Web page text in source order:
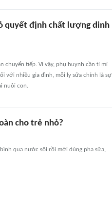
quyết định chất lượng dinh
chuyển tiếp. Vì vậy, phụ huynh cần tỉ mỉ
với nhiều gia đình, mỗi ly sữa chính là sự
nuôi con.
cho trẻ nhỏ?
qua nước sôi rồi mới dùng pha sữa,